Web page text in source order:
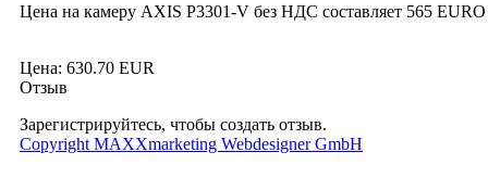
Цена на камеру AXIS P3301-V без НДС составляет 565 EURO
Цена: 630.70 EUR
Отзыв
Зарегистрируйтесь, чтобы создать отзыв.
Copyright MAXXmarketing Webdesigner GmbH